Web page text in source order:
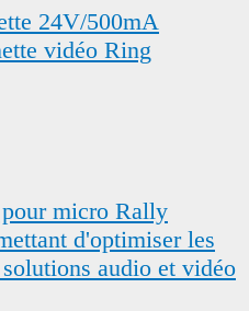
24V/500mA
vidéo Ring
micro Rally
d'optimiser les
audio et vidéo